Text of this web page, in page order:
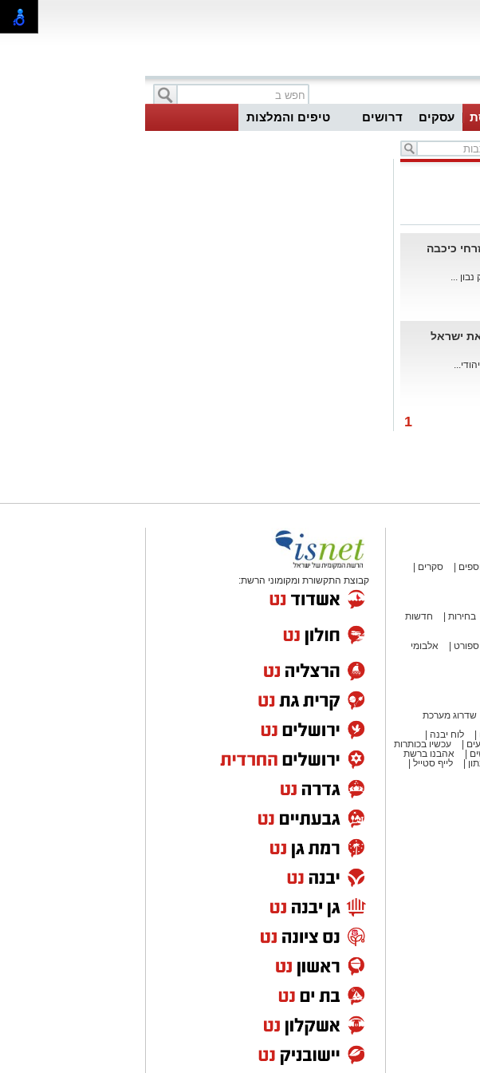
עסקים דרושים טיפים והמלצות
כיכבה
...
ישראל
1
סקרים
בחירות
חדשות
אלבומי
שדרוג מערכת
לוח יבנה
עכשיו בכותרות
אהבנו ברשת
לייף סטייל
קבוצת התקשורת ומקומוני הרשת: